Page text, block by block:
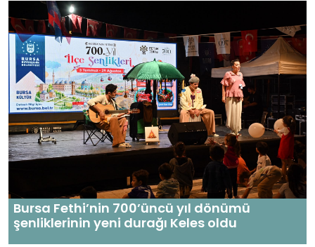
Bursa Fethi’nin 700’üncü yıl dönümü
şenliklerinin yeni durağı Keles oldu